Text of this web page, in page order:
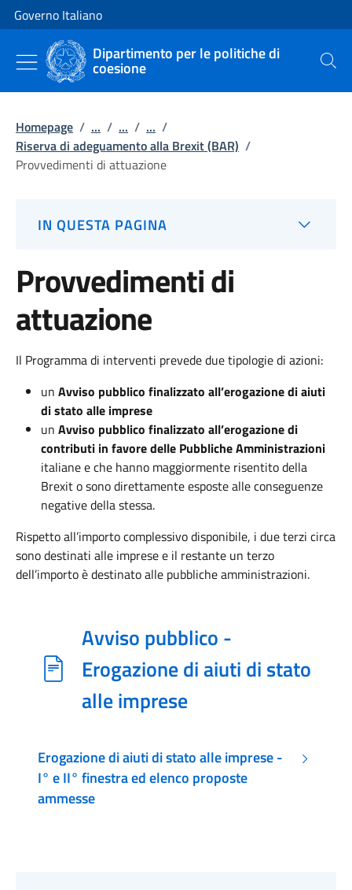
Vai al contenuto
Vai alla navigazione del sito
Governo Italiano
Dipartimento per le politiche di
coesione Cerca
Homepage / ... / ... / ... /
Riserva di adeguamento alla Brexit (BAR) /
Provvedimenti di attuazione
IN QUESTA PAGINA
Provvedimenti di
attuazione
Il Programma di interventi prevede due tipologie di azioni:
un Avviso pubblico finalizzato all’erogazione di aiuti
di stato alle imprese
un Avviso pubblico finalizzato all’erogazione di
contributi in favore delle Pubbliche Amministrazioni
italiane e che hanno maggiormente risentito della
Brexit o sono direttamente esposte alle conseguenze
negative della stessa.
Rispetto all’importo complessivo disponibile, i due terzi circa
sono destinati alle imprese e il restante un terzo
dell’importo è destinato alle pubbliche amministrazioni.
Avviso pubblico -
Erogazione di aiuti di stato
alle imprese
Erogazione di aiuti di stato alle imprese -
I° e II° finestra ed elenco proposte
ammesse